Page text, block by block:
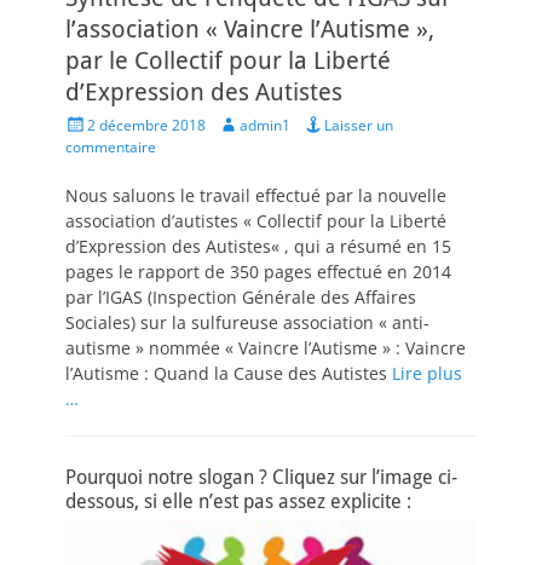
l’association « Vaincre l’Autisme »,
par le Collectif pour la Liberté
d’Expression des Autistes
Posted
on
2 décembre 2018 Author
admin1
Laisser un
commentaire
Nous saluons le travail effectué par la nouvelle
association d’autistes « Collectif pour la Liberté
d’Expression des Autistes« , qui a résumé en 15
pages le rapport de 350 pages effectué en 2014
par l’IGAS (Inspection Générale des Affaires
Sociales) sur la sulfureuse association « anti-
autisme » nommée « Vaincre l’Autisme » : Vaincre
l’Autisme : Quand la Cause des Autistes Lire plus
…
Pourquoi notre slogan ? Cliquez sur l’image ci-
dessous, si elle n’est pas assez explicite :